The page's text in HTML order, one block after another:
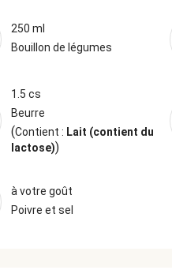
250 ml
Bouillon de légumes
1.5 cs
Beurre
(Contient : Lait (contient du
lactose))
à votre goût
Poivre et sel